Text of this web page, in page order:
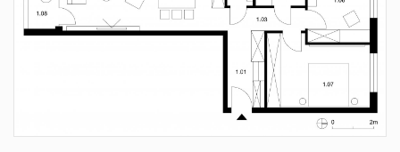
Slovensko